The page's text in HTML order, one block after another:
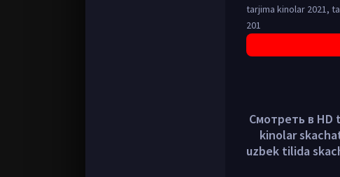
tarjima kinolar 2021,
201
Смотреть в HD
kinolar
uzbek tilida